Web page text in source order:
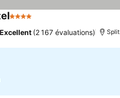
4 Étoiles
Excellent (2 167 évaluations) Split